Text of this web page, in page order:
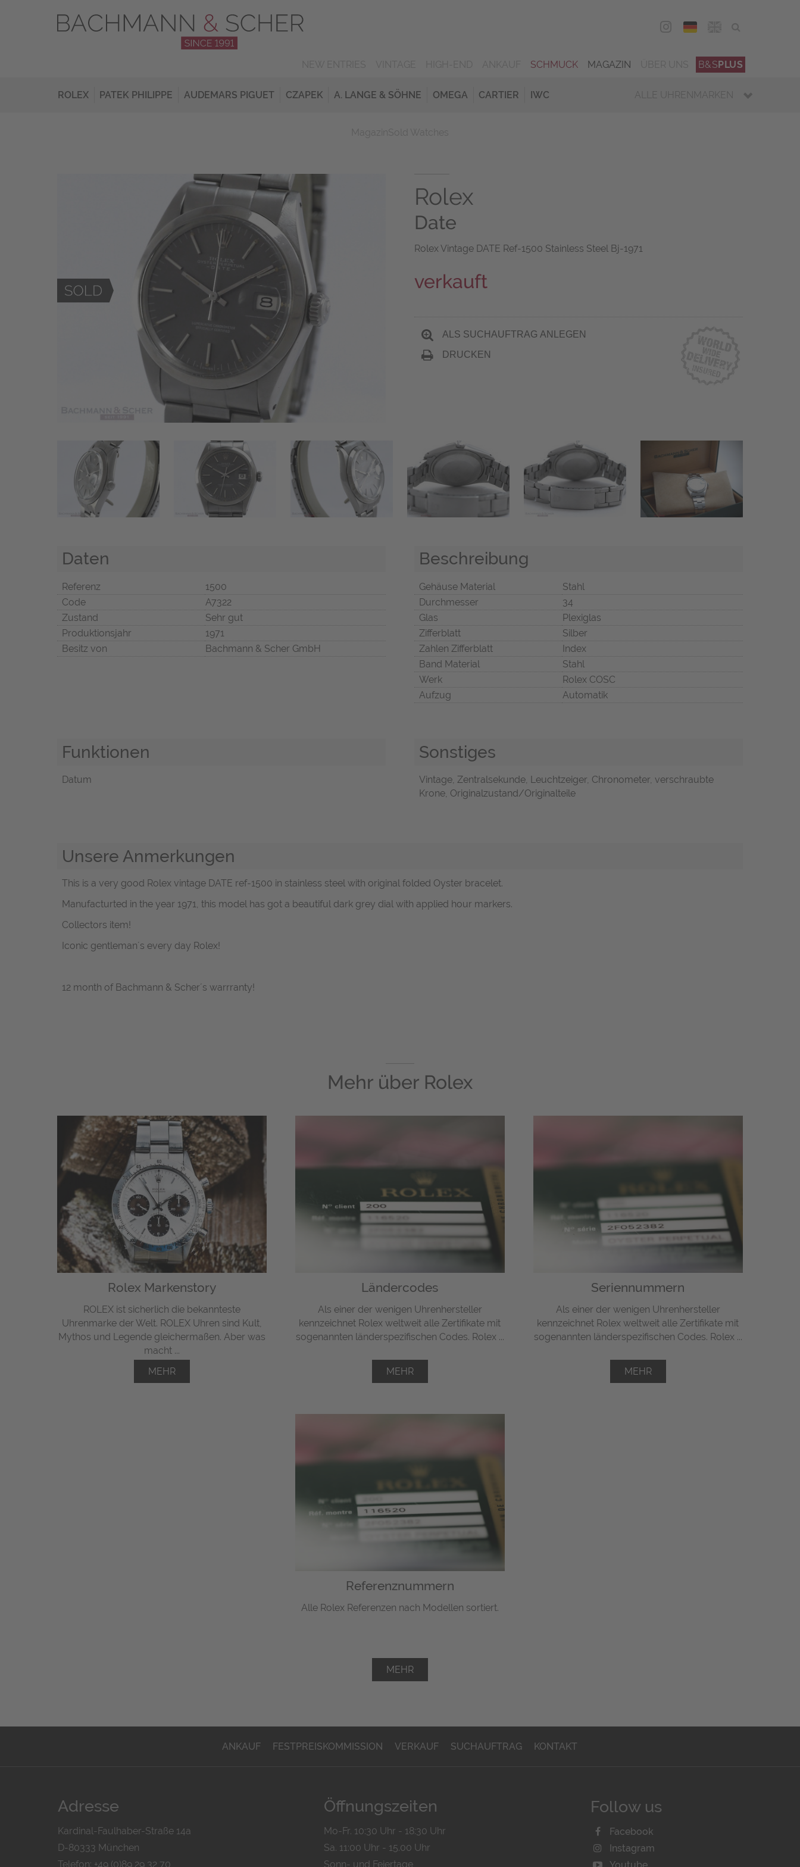
DEU
SCHMUCK MAGAZIN B&SPLUS
ROLEX PATEK PHILIPPE AUDEMARS PIGUET CZAPEK A. LANGE & SÖHNE OMEGA CARTIER IWC ALLE UHRENMARKEN
Rolex
Date
Rolex Vintage DATE Ref-1500 Stainless Steel Bj-1971
verkauft
ALS SUCHAUFTRAG ANLEGEN
DRUCKEN
Daten
Referenz
1500
Code
A7322
Zustand
Sehr gut
Produktionsjahr
1971
Besitz von
Bachmann & Scher GmbH
Beschreibung
Gehäuse Material
Stahl
Durchmesser
34
Glas
Plexiglas
Zifferblatt
Silber
Zahlen Zifferblatt
Index
Band Material
Stahl
Werk
Rolex COSC
Aufzug
Automatik
Funktionen
Datum
Sonstiges
Vintage, Zentralsekunde, Leuchtzeiger, Chronometer, verschraubte
Krone, Originalzustand/Originalteile
Unsere Anmerkungen
This is a very good Rolex vintage DATE ref-1500 in stainless steel with original folded Oyster bracelet.
Manufacturted in the year 1971, this model has got a beautiful dark grey dial with applied hour markers.
Collectors item!
Iconic gentleman´s every day Rolex!
12 month of Bachmann & Scher´s warrranty!
Mehr über Rolex
Rolex Markenstory
ROLEX ist sicherlich die bekannteste
Uhrenmarke der Welt. ROLEX Uhren sind Kult,
Mythos und Legende gleichermaßen. Aber was
macht ...
MEHR
Ländercodes
Als einer der wenigen Uhrenhersteller
kennzeichnet Rolex weltweit alle Zertifikate mit
sogenannten länderspezifischen Codes. Rolex ...
MEHR
Seriennummern
Als einer der wenigen Uhrenhersteller
kennzeichnet Rolex weltweit alle Zertifikate mit
sogenannten länderspezifischen Codes. Rolex ...
MEHR
Referenznummern
Alle Rolex Referenzen nach Modellen sortiert.
MEHR
ANKAUF FESTPREISKOMMISSION VERKAUF SUCHAUFTRAG KONTAKT
Adresse
Kardinal-Faulhaber-Straße 14a
D-80333 München
Telefon: +49 (0)89 29 32 70
Öffnungszeiten
Mo-Fr. 10:30 Uhr - 18:30 Uhr
Sa. 11:00 Uhr - 15.00 Uhr
Sonn- und Feiertage
Follow us
Facebook
Instagram